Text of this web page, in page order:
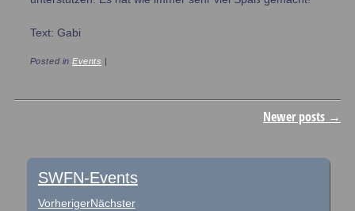
Text: Gabi
Posted inEvents |
Newer posts →
SWFN-Events
VorherigerNächster